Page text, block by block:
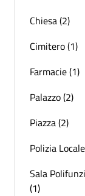
Chiesa (2)
Cimitero (1)
Farmacie (1)
Palazzo (2)
Piazza (2)
Polizia
Sala
(1)